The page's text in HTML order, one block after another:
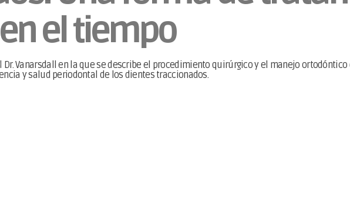
el tiempo
Vanarsdall en la que se describe el procedimiento quirúrgico y el manejo ortodóntico
y salud periodontal de los dientes traccionados.